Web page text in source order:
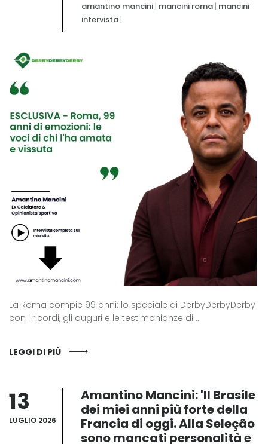
amantino mancini | mancini roma | mancini
intervista |
La Roma compie 99 anni: lo speciale di DerbyDerbyDerby
con i ricordi, gli auguri e le testimonianze di ...
LEGGI DI PIÙ
13
LUGLIO 2026
Amantino Mancini: 'Il Brasile
dei miei anni più forte della
Francia di oggi. Alla Seleção
sono mancati personalità e